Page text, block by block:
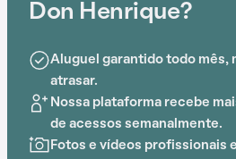
vida diária mais fácil.
Don Henrique?
Aluguel garantido todo mês,
atrasar.
Nossa plataforma recebe
de acessos semanalmente.
Fotos e vídeos profissionais